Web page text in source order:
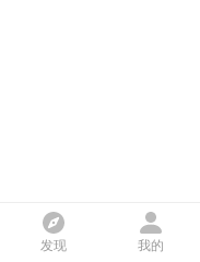
发现 我的